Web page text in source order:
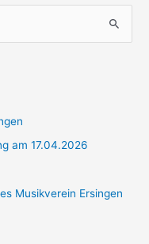
am 17.04.2026
Musikverein Ersingen